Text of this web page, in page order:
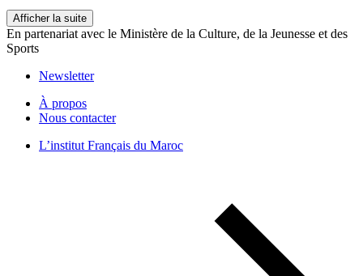
Afficher la suite
En partenariat avec le Ministère de la Culture, de la Jeunesse et des
Sports
Newsletter
À propos
Nous contacter
L’institut Français du Maroc